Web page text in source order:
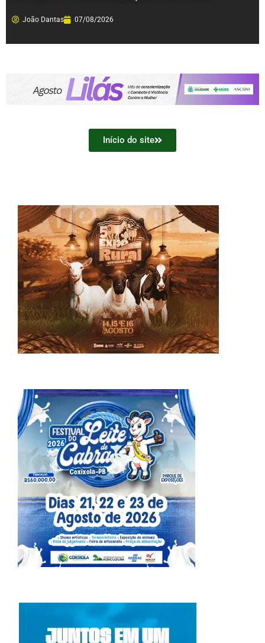
João Dantas 07/08/2026
Início do site